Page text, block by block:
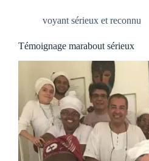
voyant sérieux et reconnu
Témoignage marabout sérieux